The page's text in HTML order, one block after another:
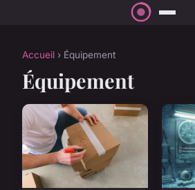
Accueil › Équipement
Équipement